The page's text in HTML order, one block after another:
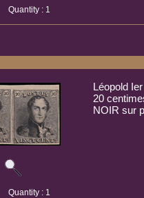
Quantity : 1
Léopold
20
NOIR sur
Quantity : 1